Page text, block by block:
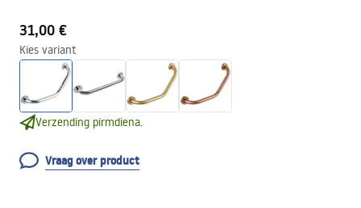
31,00 €
Kies variant
Verzending pirmdiena.
Vraag over product